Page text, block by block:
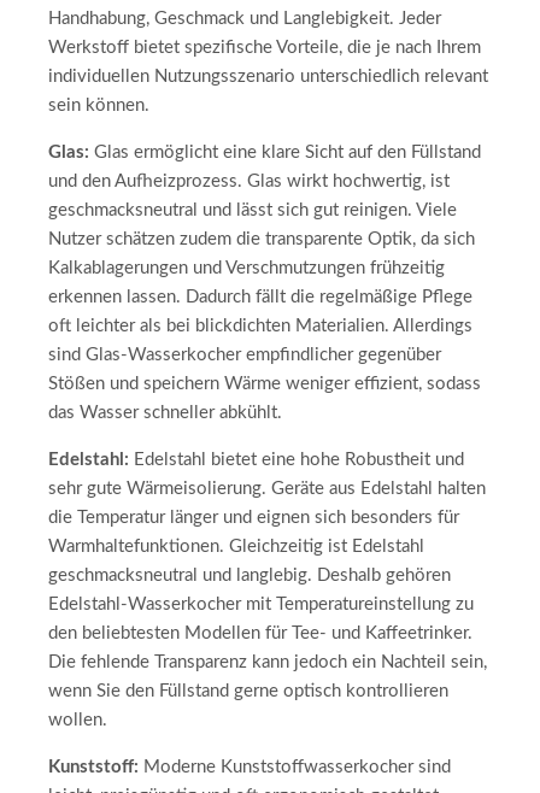
Handhabung, Geschmack und Langlebigkeit. Jeder
Werkstoff bietet spezifische Vorteile, die je nach Ihrem
individuellen Nutzungsszenario unterschiedlich relevant
sein können.
Glas: Glas ermöglicht eine klare Sicht auf den Füllstand
und den Aufheizprozess. Glas wirkt hochwertig, ist
geschmacksneutral und lässt sich gut reinigen. Viele
Nutzer schätzen zudem die transparente Optik, da sich
Kalkablagerungen und Verschmutzungen frühzeitig
erkennen lassen. Dadurch fällt die regelmäßige Pflege
oft leichter als bei blickdichten Materialien. Allerdings
sind Glas-Wasserkocher empfindlicher gegenüber
Stößen und speichern Wärme weniger effizient, sodass
das Wasser schneller abkühlt.
Edelstahl: Edelstahl bietet eine hohe Robustheit und
sehr gute Wärmeisolierung. Geräte aus Edelstahl halten
die Temperatur länger und eignen sich besonders für
Warmhaltefunktionen. Gleichzeitig ist Edelstahl
geschmacksneutral und langlebig. Deshalb gehören
Edelstahl-Wasserkocher mit Temperatureinstellung zu
den beliebtesten Modellen für Tee- und Kaffeetrinker.
Die fehlende Transparenz kann jedoch ein Nachteil sein,
wenn Sie den Füllstand gerne optisch kontrollieren
wollen.
Kunststoff: Moderne Kunststoffwasserkocher sind